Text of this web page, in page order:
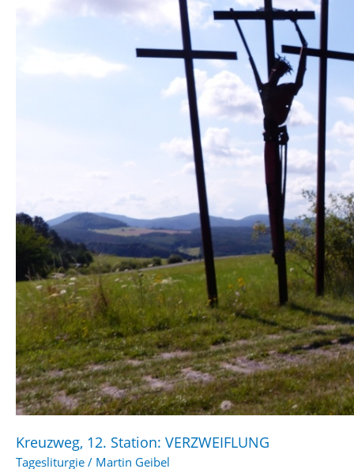
Kreuzweg, 12. Station: VERZWEIFLUNG
Tagesliturgie / Martin Geibel